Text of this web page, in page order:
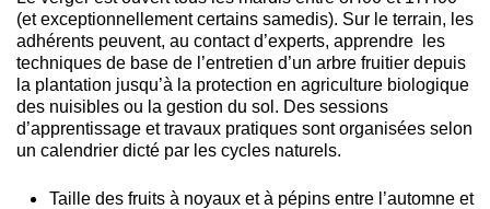
(et exceptionnellement certains samedis). Sur le terrain, les
adhérents peuvent, au contact d’experts, apprendre les
techniques de base de l’entretien d’un arbre fruitier depuis
la plantation jusqu’à la protection en agriculture biologique
des nuisibles ou la gestion du sol. Des sessions
d’apprentissage et travaux pratiques sont organisées selon
un calendrier dicté par les cycles naturels.
Taille des fruits à noyaux et à pépins entre l’automne et